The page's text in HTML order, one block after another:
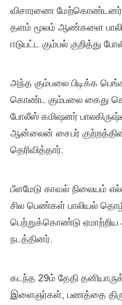
விசாரணை மேற்கொண்டனர்.
தளம் மூலம் ஆண்களை
ஈடுபட்ட கும்பல் குறித்து
அந்த கும்பலை பிடிக்க
கொண்ட கும்பலை கைது
போலீஸ் கமிஷனர்
ஆன்லைன் சைபர் குற்றத்தின்
தெரிவித்தார்.
பீளமேடு காவல் நிலையம்
சில பெண்கள் பாலியல்
பெற்றுக்கொண்டு ஏமாற்றிய
நடத்தினர்.
கடந்த 29ம் தேதி
இளைஞர்கள், பணத்தை